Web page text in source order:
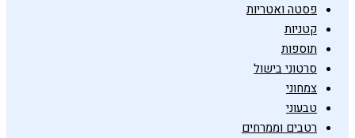
פסטה ואטריות
קטניות
תוספות
סרטוני בישול
צמחוני
טבעוני
רטבים וממרחים